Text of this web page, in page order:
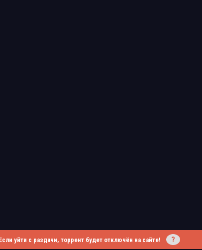
уйти с раздачи, торрент будет отключён на сайте! ?